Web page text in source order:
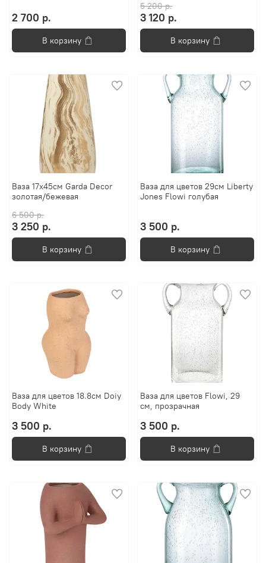
2 700 р.
В корзину
5 200 р.
3 120 р.
В корзину
Ваза 17x45см Garda Decor
золотая/бежевая
6 500 р.
3 250 р.
В корзину
Ваза для цветов 29см Liberty
Jones Flowi голубая
3 500 р.
В корзину
Ваза для цветов 18.8см Doiy
Body White
3 500 р.
В корзину
Ваза для цветов Flowi, 29
см, прозрачная
3 500 р.
В корзину